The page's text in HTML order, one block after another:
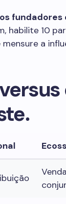
fundadores
habilite 10
a